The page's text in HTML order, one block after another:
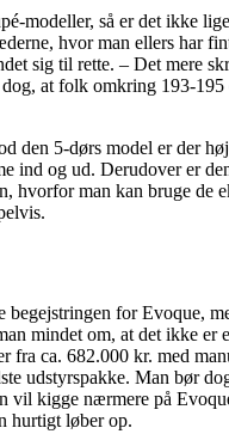
modeller, så er det ikke
hvor man ellers har
sig til rette. – Det mere
at folk omkring 193-195
den 5-dørs model er der
ind og ud. Derudover er
hvorfor man kan bruge de
begejstringen for Evoque,
mindet om, at det ikke er
fra ca. 682.000 kr. med
udstyrspakke. Man bør
vil kigge nærmere på
hurtigt løber op.